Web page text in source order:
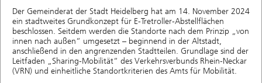
Der Gemeinderat der Stadt Heidelberg hat am 14. November 2024
ein stadtweites Grundkonzept für E-Tretroller-Abstellflächen
beschlossen. Seitdem werden die Standorte nach dem Prinzip „von
innen nach außen“ umgesetzt – beginnend in der Altstadt,
anschließend in den angrenzenden Stadtteilen. Grundlage sind der
Leitfaden „Sharing-Mobilität“ des Verkehrsverbunds Rhein-Neckar
(VRN) und einheitliche Standortkriterien des Amts für Mobilität.